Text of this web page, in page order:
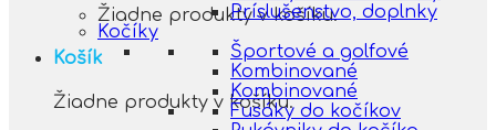
Žiadne produkty v košíku.
Košík
Žiadne produkty v košíku.
Príslušenstvo, doplnky
Kočíky
Športové a golfové
Kombinované
Kombinované
Fusáky do kočíkov